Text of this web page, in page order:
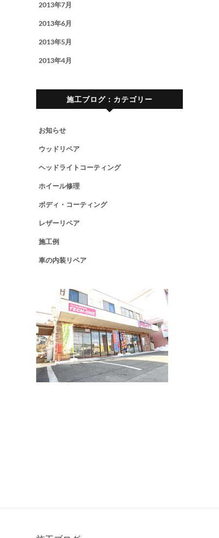
2013年7月
2013年6月
2013年5月
2013年4月
施工ブログ：カテゴリー
お知らせ
ウッドリペア
ヘッドライトコーティング
ホイール修理
ボディ・コーティング
レザーリペア
施工例
車の内装リペア